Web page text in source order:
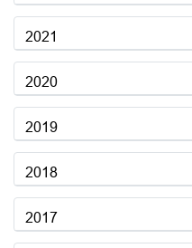
2021
2020
2019
2018
2017